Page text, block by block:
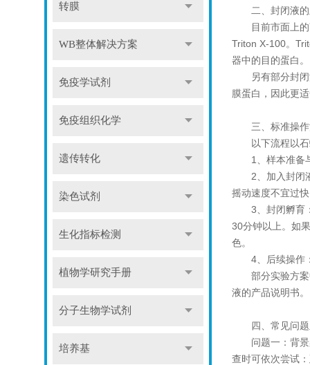
转膜
WB整体解决方案
免疫学试剂
免疫组织化学
遗传转化
染色试剂
生化指标检测
植物学研究手册
分子生物学试剂
培养基
二、封闭液的
目前市面上的商
Triton X-100。
器中的目的蛋白。
另有部分封闭
膜蛋白，因此更
三、标准操作
以下流程以石
1、样本准备与
2、加入封闭液
摇动速度不宜过
3、封闭孵育：
30分钟以上。如
色。
4、后续操作：
部分实验方案中
液的产品说明书。
四、常见问题
问题一：背景染
查时可依次尝试